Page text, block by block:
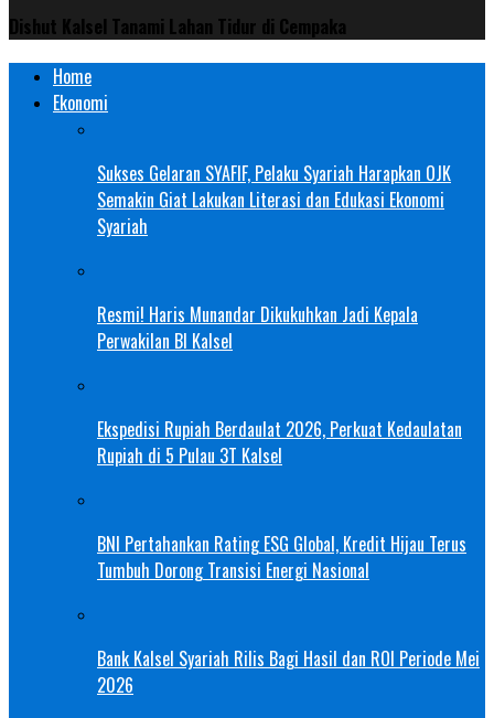
Dishut Kalsel Tanami Lahan Tidur di Cempaka
Home
Ekonomi
Sukses Gelaran SYAFIF, Pelaku Syariah Harapkan OJK
Semakin Giat Lakukan Literasi dan Edukasi Ekonomi
Syariah
Resmi! Haris Munandar Dikukuhkan Jadi Kepala
Perwakilan BI Kalsel
Ekspedisi Rupiah Berdaulat 2026, Perkuat Kedaulatan
Rupiah di 5 Pulau 3T Kalsel
BNI Pertahankan Rating ESG Global, Kredit Hijau Terus
Tumbuh Dorong Transisi Energi Nasional
Bank Kalsel Syariah Rilis Bagi Hasil dan ROI Periode Mei
2026